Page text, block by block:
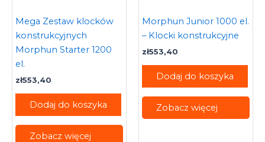
Mega Zestaw klocków
konstrukcyjnych
Morphun Starter 1200
el.
zł553,40
Dodaj do koszyka
Zobacz więcej
Morphun Junior 1000 el.
– Klocki konstrukcyjne
zł553,40
Dodaj do koszyka
Zobacz więcej